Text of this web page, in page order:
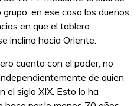
en ese caso los dueños
en que el tablero
inclina hacia Oriente.
cuenta con el poder, no
de quien
el siglo XIX. Esto lo ha